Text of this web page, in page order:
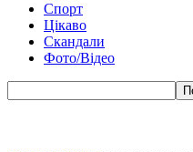
Спорт
Цікаво
Скандали
Фото/Відео